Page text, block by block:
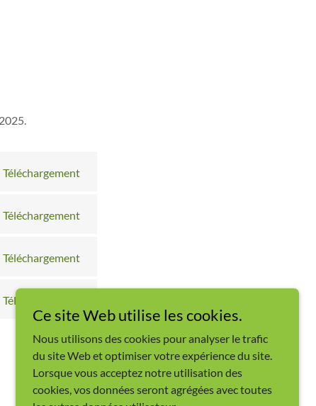
Téléchargement
Téléchargement
Téléchargement
Téléchargement
Ce site Web utilise les cookies.
Nous utilisons des cookies pour analyser le trafic
du site Web et optimiser votre expérience du site.
Lorsque vous acceptez notre utilisation des
cookies, vos données seront agrégées avec toutes